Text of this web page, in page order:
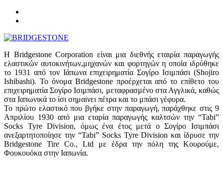
Η Bridgestone Corporation είναι μια διεθνής εταιρία παραγωγής
ελαστικών αυτοκινήτων,μηχανών και φορτηγών η οποία ιδρύθηκε
το 1931 από τον Ιάπωνα επιχειρηματία Σογίρο Ισιμπάσι (Shojiro
Ishibashi). Το όνομα Bridgestone προέρχεται από το επίθετο του
επιχειρηματία Σογίρο Ισιμπάσι, μεταφρασμένο στα Αγγλικά, καθώς
στα Ιαπωνικά το ίσι σημαινει πέτρα και το μπάσι γέφυρα.
Το πρώτο ελαστικό που βγήκε στην παραγωγή, παράχθηκε στις 9
Απριλίου 1930 από μια εταρία παραγωγής καλτσών την “Tabi”
Socks Tyre Division, όμως ένα έτος μετά ο Σογίρο Ισιμπάσι
ανεξαρτητοποίησε την “Tabi” Socks Tyre Division και ίδρυσε την
Bridgestone Tire Co., Ltd με έδρα την πόλη της Κουρούμε,
Φουκουόκα στην Ιαπωνία.